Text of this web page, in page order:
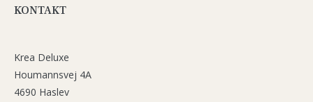
KONTAKT
Krea Deluxe
Houmannsvej 4A
4690 Haslev